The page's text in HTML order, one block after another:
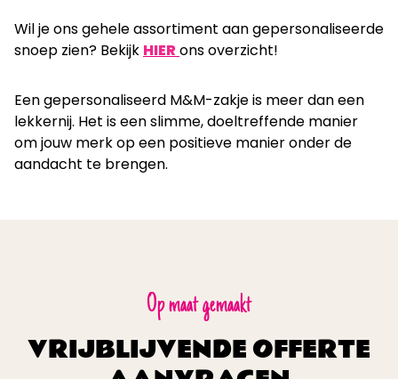
Wil je ons gehele assortiment aan gepersonaliseerde
snoep zien? Bekijk HIERons overzicht!
Een gepersonaliseerd M&M-zakje is meer dan een
lekkernij. Het is een slimme, doeltreffende manier
om jouw merk op een positieve manier onder de
aandacht te brengen.
Op maat gemaakt
VRIJBLIJVENDE OFFERTE